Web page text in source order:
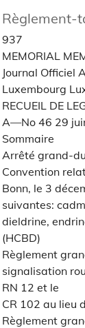
Règlement-
937
MEMORIAL
Journal Officiel
Luxembourg
RECUEIL DE
A—No 46 29
Sommaire
Arrêté grand-
Convention
Bonn, le 3
suivantes:
dieldrine,
(HCBD)
Règlement
signalisation
RN 12 et le
CR 102 au lieu
Règlement